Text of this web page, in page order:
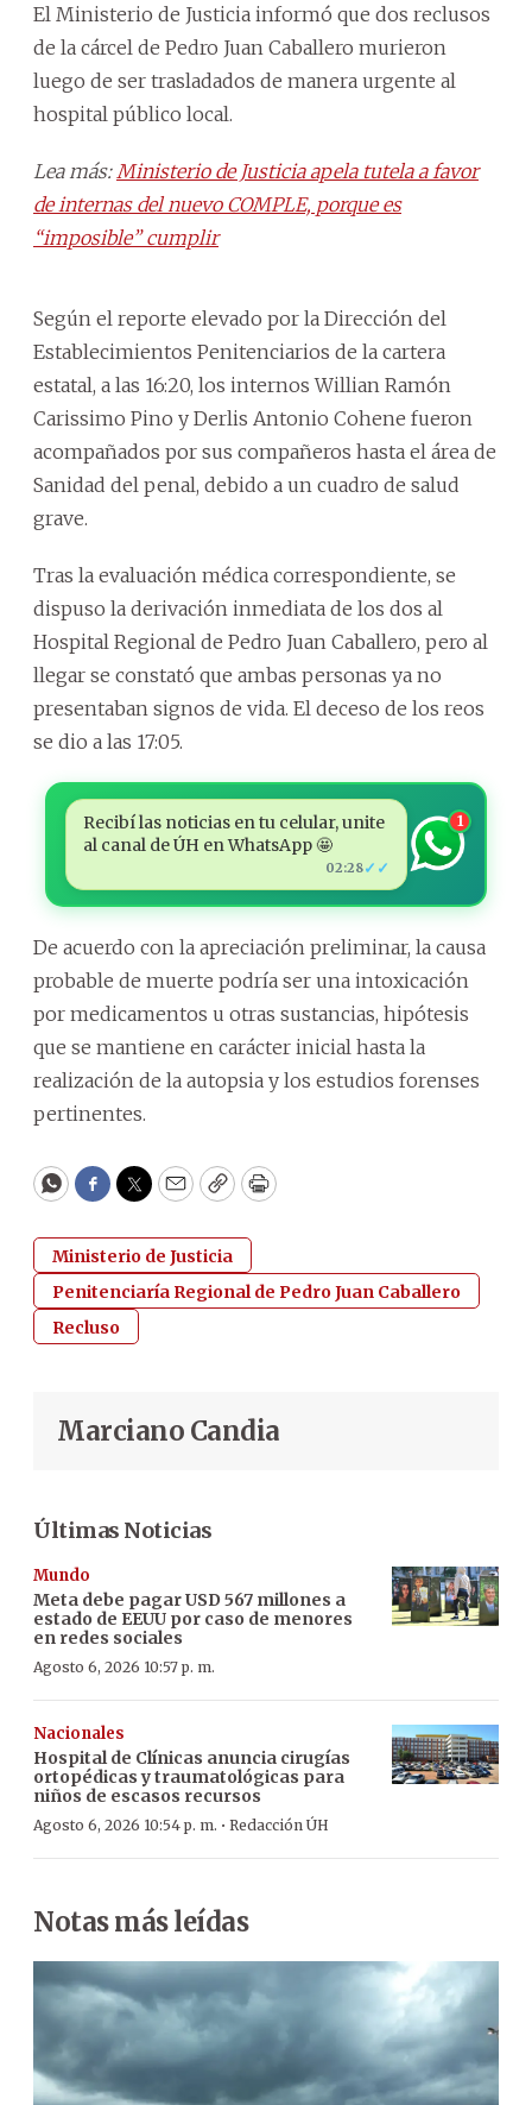
El Ministerio de Justicia informó que dos reclusos
de la cárcel de Pedro Juan Caballero murieron
luego de ser trasladados de manera urgente al
hospital público local.
Lea más: Ministerio de Justicia apela tutela a favor
de internas del nuevo COMPLE, porque es
“imposible” cumplir
Según el reporte elevado por la Dirección del
Establecimientos Penitenciarios de la cartera
estatal, a las 16:20, los internos Willian Ramón
Carissimo Pino y Derlis Antonio Cohene fueron
acompañados por sus compañeros hasta el área de
Sanidad del penal, debido a un cuadro de salud
grave.
Tras la evaluación médica correspondiente, se
dispuso la derivación inmediata de los dos al
Hospital Regional de Pedro Juan Caballero, pero al
llegar se constató que ambas personas ya no
presentaban signos de vida. El deceso de los reos
se dio a las 17:05.
Recibí las noticias en tu celular, unite
al canal de ÚH en WhatsApp 🤩
02:28✓✓
1
De acuerdo con la apreciación preliminar, la causa
probable de muerte podría ser una intoxicación
por medicamentos u otras sustancias, hipótesis
que se mantiene en carácter inicial hasta la
realización de la autopsia y los estudios forenses
pertinentes.
WhatsApp
Facebook
Twitter
EmailCopyPrint
Ministerio de Justicia
Penitenciaría Regional de Pedro Juan Caballero
Recluso
Marciano Candia
Últimas Noticias
Mundo
Meta debe pagar USD 567 millones a
estado de EEUU por caso de menores
en redes sociales
Agosto 6, 2026 10:57 p. m.
Nacionales
Hospital de Clínicas anuncia cirugías
ortopédicas y traumatológicas para
niños de escasos recursos
Agosto 6, 2026 10:54 p. m. · Redacción ÚH
Notas más leídas